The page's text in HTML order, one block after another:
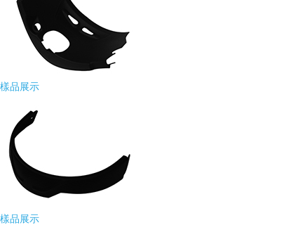
樣品展示
樣品展示